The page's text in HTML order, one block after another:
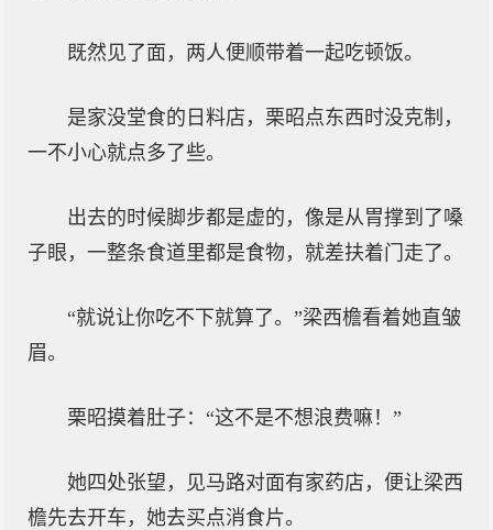
既然见了面，两人便顺带着一起吃顿饭。
是家没堂食的日料店，栗昭点东西时没克制，
一不小心就点多了些。
出去的时候脚步都是虚的，像是从胃撑到了嗓
子眼，一整条食道里都是食物，就差扶着门走了。
“就说让你吃不下就算了。”梁西檐看着她直皱
眉。
栗昭摸着肚子：“这不是不想浪费嘛！”
她四处张望，见马路对面有家药店，便让梁西
檐先去开车，她去买点消食片。